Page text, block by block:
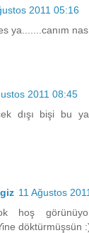
2011 05:16
ya.......canım
2011 08:45
dışı bişi bu
11 Ağustos
hoş
döktürmüşsün